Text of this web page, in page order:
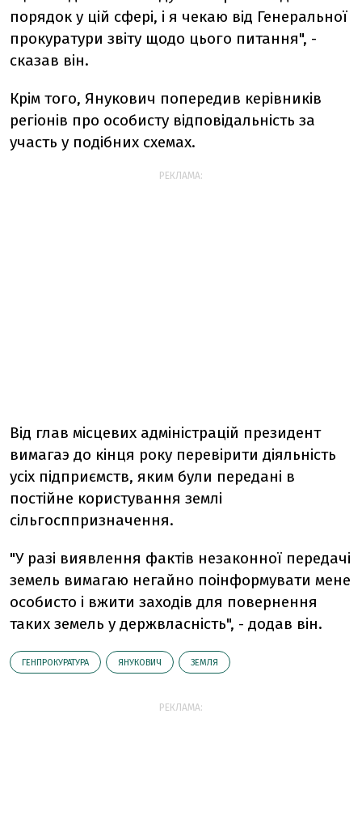
порядок у цій сфері, і я чекаю від Генеральної
прокуратури звіту щодо цього питання", -
сказав він.
Крім того, Янукович попередив керівників
регіонів про особисту відповідальність за
участь у подібних схемах.
РЕКЛАМА:
Від глав місцевих адміністрацій президент
вимагаэ до кінця року перевірити діяльність
усіх підприємств, яким були передані в
постійне користування землі
сільгосппризначення.
"У разі виявлення фактів незаконної передачі
земель вимагаю негайно поінформувати мене
особисто і вжити заходів для повернення
таких земель у держвласність", - додав він.
ГЕНПРОКУРАТУРА ЯНУКОВИЧ ЗЕМЛЯ
РЕКЛАМА: